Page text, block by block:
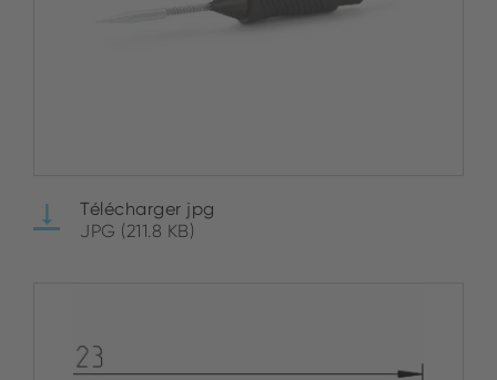
Télécharger jpg
JPG (211.8 KB)